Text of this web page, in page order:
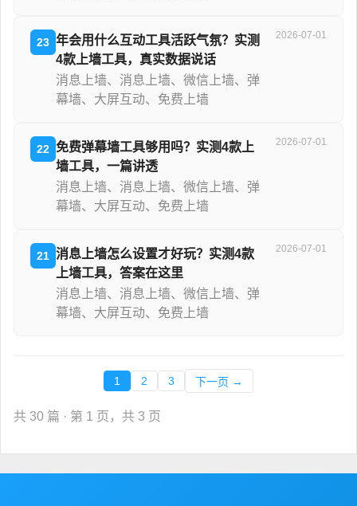
23 年会用什么互动工具活跃气氛？实测
4款上墙工具，真实数据说话
消息上墙、消息上墙、微信上墙、弹
幕墙、大屏互动、免费上墙
2026-07-01
22 免费弹幕墙工具够用吗？实测4款上
墙工具，一篇讲透
消息上墙、消息上墙、微信上墙、弹
幕墙、大屏互动、免费上墙
2026-07-01
21 消息上墙怎么设置才好玩？实测4款
上墙工具，答案在这里
消息上墙、消息上墙、微信上墙、弹
幕墙、大屏互动、免费上墙
2026-07-01
1 2 3 下一页 →
共 30 篇 · 第 1 页，共 3 页